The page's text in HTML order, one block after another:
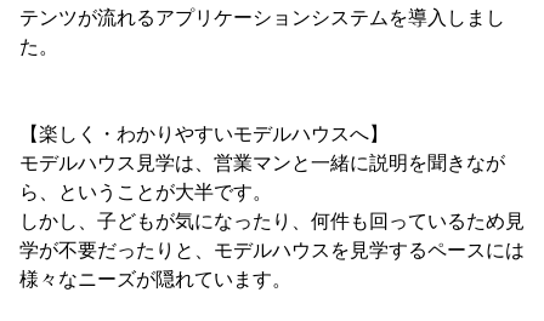
テンツが流れるアプリケーションシステムを導入しまし
た。
【楽しく・わかりやすいモデルハウスへ】
モデルハウス見学は、営業マンと一緒に説明を聞きなが
ら、ということが大半です。
しかし、子どもが気になったり、何件も回っているため見
学が不要だったりと、モデルハウスを見学するペースには
様々なニーズが隠れています。